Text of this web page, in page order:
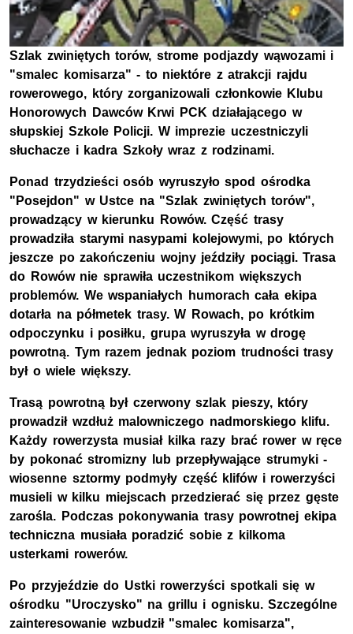
Szlak zwiniętych torów, strome podjazdy wąwozami i
"smalec komisarza" - to niektóre z atrakcji rajdu
rowerowego, który zorganizowali członkowie Klubu
Honorowych Dawców Krwi PCK działającego w
słupskiej Szkole Policji. W imprezie uczestniczyli
słuchacze i kadra Szkoły wraz z rodzinami.
Ponad trzydzieści osób wyruszyło spod ośrodka
"Posejdon" w Ustce na "Szlak zwiniętych torów",
prowadzący w kierunku Rowów. Część trasy
prowadziła starymi nasypami kolejowymi, po których
jeszcze po zakończeniu wojny jeździły pociągi. Trasa
do Rowów nie sprawiła uczestnikom większych
problemów. We wspaniałych humorach cała ekipa
dotarła na półmetek trasy. W Rowach, po krótkim
odpoczynku i posiłku, grupa wyruszyła w drogę
powrotną. Tym razem jednak poziom trudności trasy
był o wiele większy.
Trasą powrotną był czerwony szlak pieszy, który
prowadził wzdłuż malowniczego nadmorskiego klifu.
Każdy rowerzysta musiał kilka razy brać rower w ręce
by pokonać stromizny lub przepływające strumyki -
wiosenne sztormy podmyły część klifów i rowerzyści
musieli w kilku miejscach przedzierać się przez gęste
zarośla. Podczas pokonywania trasy powrotnej ekipa
techniczna musiała poradzić sobie z kilkoma
usterkami rowerów.
Po przyjeździe do Ustki rowerzyści spotkali się w
ośrodku "Uroczysko" na grillu i ognisku. Szczególne
zainteresowanie wzbudził "smalec komisarza",